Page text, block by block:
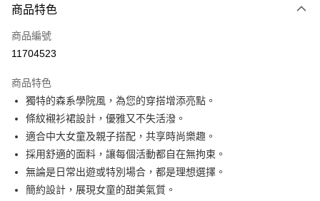
信用卡一次付款
信用卡分期付款
合作金庫商業銀行
華南商業銀行
彰化商業銀行
上海商業儲蓄銀行
台北富邦商業銀行
國泰世華商業銀行
兆豐國際商業銀行
臺灣中小企業銀行
台中商業銀行
匯豐（台灣）商業銀行
華泰商業銀行
聯邦商業銀行
遠東國際商業銀行
元大商業銀行
超商取貨付款
LINE Pay
Apple Pay
街口支付
商品特色
商品編號
11704523
商品特色
獨特的森系學院風，為您的穿搭增添亮點。
條紋襯衫裙設計，優雅又不失活潑。
適合中大女童及親子搭配，共享時尚樂趣。
採用舒適的面料，讓每個活動都自在無拘束。
無論是日常出遊或特別場合，都是理想選擇。
簡約設計，展現女童的甜美氣質。